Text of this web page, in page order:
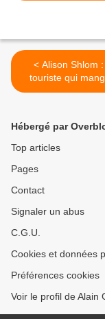
< Alison Shlom : « Un
touriste qui
n’est jamais
Hébergé par
Top articles
Pages
Contact
Signaler un abus
C.G.U.
Cookies et données
Préférences cookies
Voir le profil de Alain